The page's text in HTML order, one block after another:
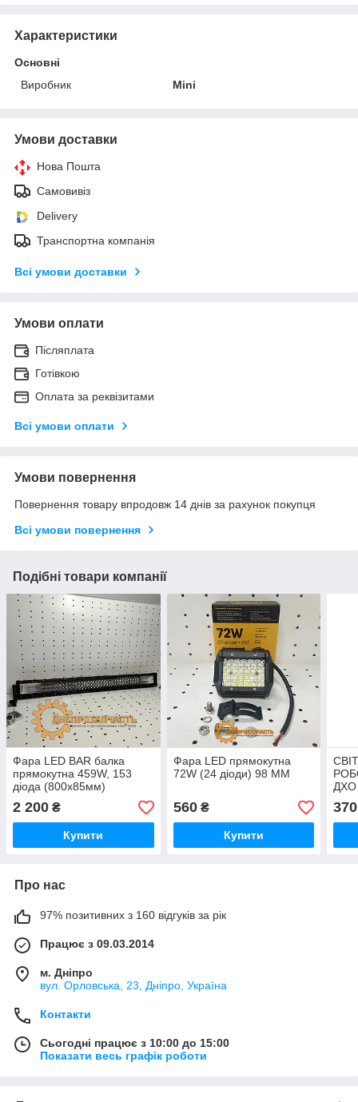
Характеристики
Основні
Виробник
Mini
Умови доставки
Нова Пошта
Самовивіз
Delivery
Транспортна компанія
Всі умови доставки
Умови оплати
Післяплата
Готівкою
Оплата за реквізитами
Всі умови оплати
Умови повернення
Повернення товару впродовж 14 днів за рахунок покупця
Всі умови повернення
Подібні товари компанії
Фара LED BAR балка
прямокутна 459W, 153
діода (800х85мм)
2 200 ₴
Купити
Фара LED прямокутна
72W (24 діоди) 98 ММ
560₴
Купити
370
Про нас
97% позитивних з 160 відгуків за рік
Працює з 09.03.2014
м. Дніпро
вул. Орловська, 23, Дніпро, Україна
Контакти
Сьогодні працює з 10:00 до 15:00
Показати весь графік роботи